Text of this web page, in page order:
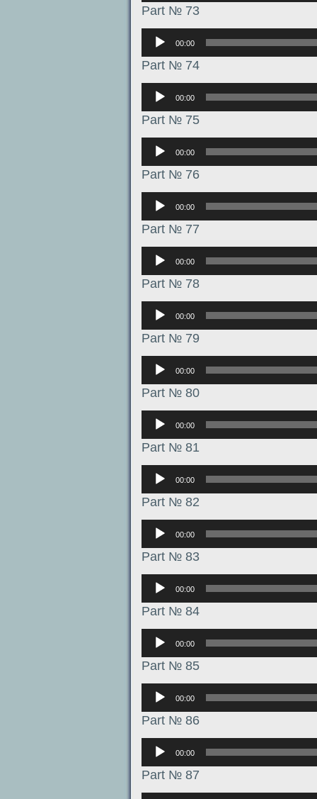
Part № 73
Аудиоплеер
00:00
Part № 74
Аудиоплеер
00:00
Part № 75
Аудиоплеер
00:00
Part № 76
Аудиоплеер
00:00
Part № 77
Аудиоплеер
00:00
Part № 78
Аудиоплеер
00:00
Part № 79
Аудиоплеер
00:00
Part № 80
Аудиоплеер
00:00
Part № 81
Аудиоплеер
00:00
Part № 82
Аудиоплеер
00:00
Part № 83
Аудиоплеер
00:00
Part № 84
Аудиоплеер
00:00
Part № 85
Аудиоплеер
00:00
Part № 86
Аудиоплеер
00:00
Part № 87